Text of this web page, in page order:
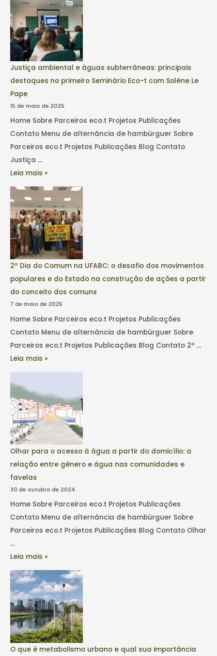
Justiça ambiental e águas subterrâneas: principais
destaques no primeiro Seminário Eco-t com Solène Le
Pape
15 de maio de 2025
Home Sobre Parceiros eco.t Projetos Publicações
Contato Menu de alternância de hambúrguer Sobre
Parceiros eco.t Projetos Publicações Blog Contato
Justiça …
Leia mais »
2º Dia do Comum na UFABC: o desafio dos movimentos
populares e do Estado na construção de ações a partir
do conceito dos comuns
7 de maio de 2025
Home Sobre Parceiros eco.t Projetos Publicações
Contato Menu de alternância de hambúrguer Sobre
Parceiros eco.t Projetos Publicações Blog Contato 2º …
Leia mais »
Olhar para o acesso à água a partir do domicílio: a
relação entre gênero e água nas comunidades e
favelas
30 de outubro de 2024
Home Sobre Parceiros eco.t Projetos Publicações
Contato Menu de alternância de hambúrguer Sobre
Parceiros eco.t Projetos Publicações Blog Contato Olhar
…
Leia mais »
O que é metabolismo urbano e qual sua importância